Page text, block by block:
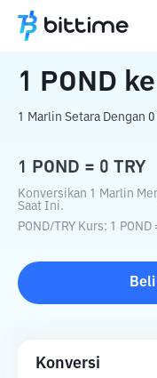
Beranda Konverter
1 POND ke
1 Marlin Setara Dengan
1 POND = 0 TRY
Konversikan 1 Marlin
Saat Ini.
POND/ TRY Kurs: 1 POND
Beli
Konversi